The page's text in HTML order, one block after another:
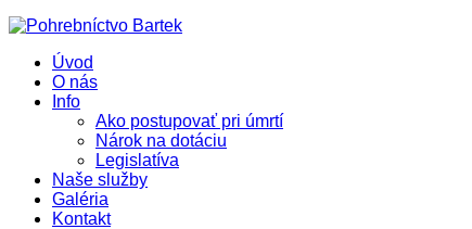
Úvod
O nás
Info
Ako postupovať pri úmrtí
Nárok na dotáciu
Legislatíva
Naše služby
Galéria
Kontakt